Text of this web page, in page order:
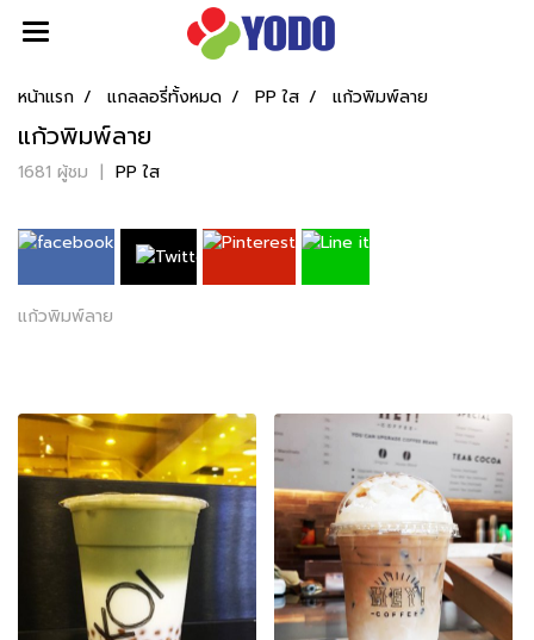
หน้าแรก แกลลอรี่ทั้งหมด PP ใส แก้วพิมพ์ลาย
แก้วพิมพ์ลาย
1681 ผู้ชม | PP ใส
แก้วพิมพ์ลาย